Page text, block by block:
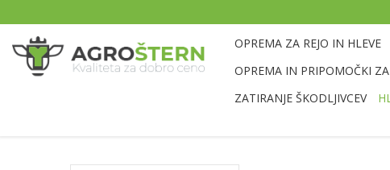
OPREMA ZA REJO IN HLEVE
OPREMA IN PRIPOMOČKI
ZATIRANJE ŠKODLJIVCEV